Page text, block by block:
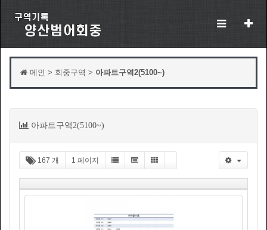
메인 > 회중구역 > 아파트구역2(5100~)
아파트구역2(5100~)
167 개 1 페이지